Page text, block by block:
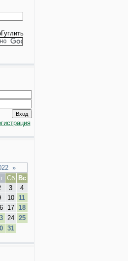
»
Сб
Вс
3
4
10
11
17
18
24
25
31